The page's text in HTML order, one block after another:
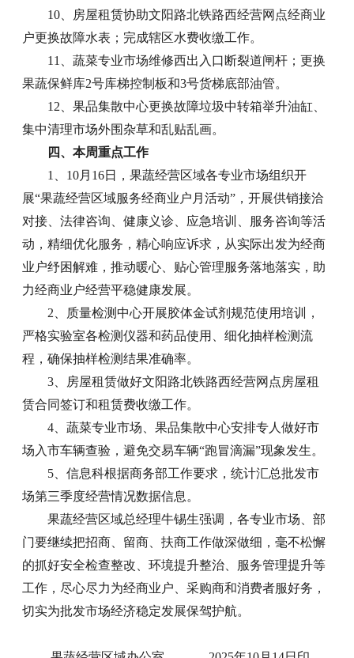
10、房屋租赁协助文阳路北铁路西经营网点经商业
户更换故障水表；完成辖区水费收缴工作。
11、蔬菜专业市场维修西出入口断裂道闸杆；更换
果蔬保鲜库2号库梯控制板和3号货梯底部油管。
12、果品集散中心更换故障垃圾中转箱举升油缸、
集中清理市场外围杂草和乱贴乱画。
四、本周重点工作
1、10月16日，果蔬经营区域各专业市场组织开
展“果蔬经营区域服务经商业户月活动”，开展供销接洽
对接、法律咨询、健康义诊、应急培训、服务咨询等活
动，精细优化服务，精心响应诉求，从实际出发为经商
业户纾困解难，推动暖心、贴心管理服务落地落实，助
力经商业户经营平稳健康发展。
2、质量检测中心开展胶体金试剂规范使用培训，
严格实验室各检测仪器和药品使用、细化抽样检测流
程，确保抽样检测结果准确率。
3、房屋租赁做好文阳路北铁路西经营网点房屋租
赁合同签订和租赁费收缴工作。
4、蔬菜专业市场、果品集散中心安排专人做好市
场入市车辆查验，避免交易车辆“跑冒滴漏”现象发生。
5、信息科根据商务部工作要求，统计汇总批发市
场第三季度经营情况数据信息。
果蔬经营区域总经理牛锡生强调，各专业市场、部
门要继续把招商、留商、扶商工作做深做细，毫不松懈
的抓好安全检查整改、环境提升整治、服务管理提升等
工作，尽心尽力为经商业户、采购商和消费者服好务，
切实为批发市场经济稳定发展保驾护航。